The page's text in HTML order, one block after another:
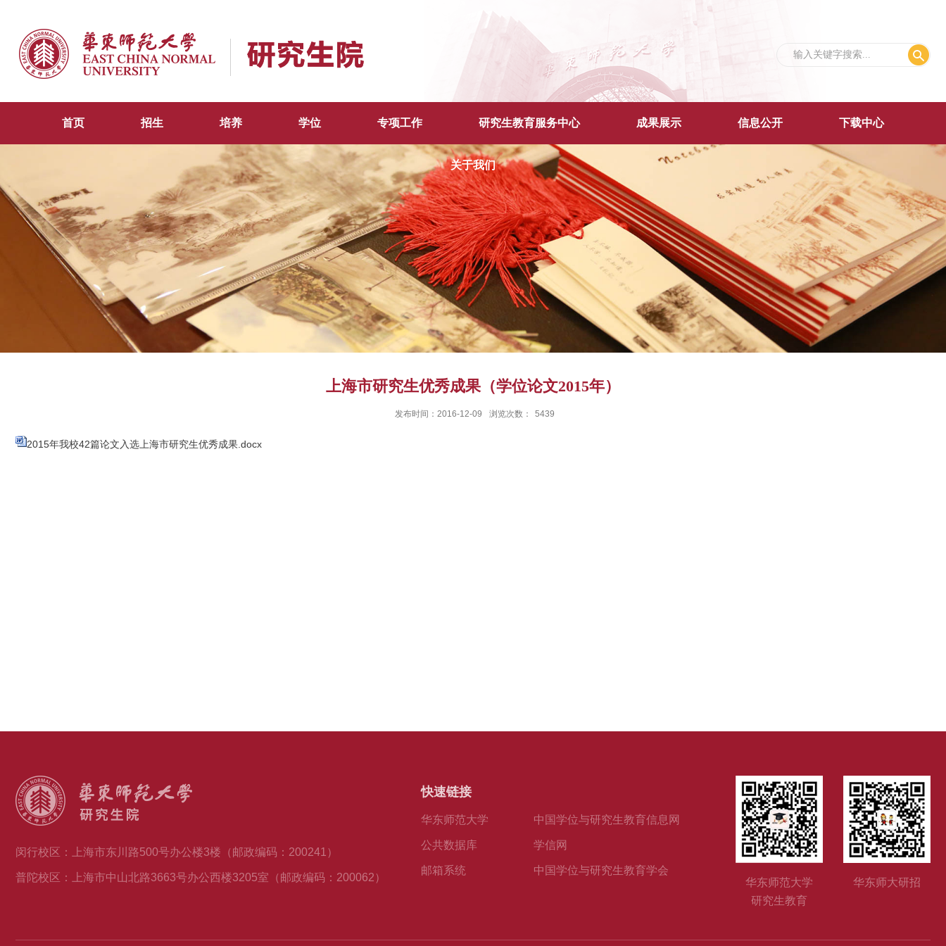
首页 招生 培养 学位 专项工作 研究生教育服务中心 成果展示 信息公开 下载中心
关于我们
上海市研究生优秀成果（学位论文2015年）
发布时间：2016-12-09 浏览次数： 5439
2015年我校42篇论文入选上海市研究生优秀成果.docx
闵行校区：上海市东川路500号办公楼3楼（邮政编码：200241）
普陀校区：上海市中山北路3663号办公西楼3205室（邮政编码：200062）
快速链接
华东师范大学 中国学位与研究生教育信息网
公共数据库 学信网
邮箱系统
中国学位与研究生教育学会
华东师范大学
研究生教育
华东师大研招